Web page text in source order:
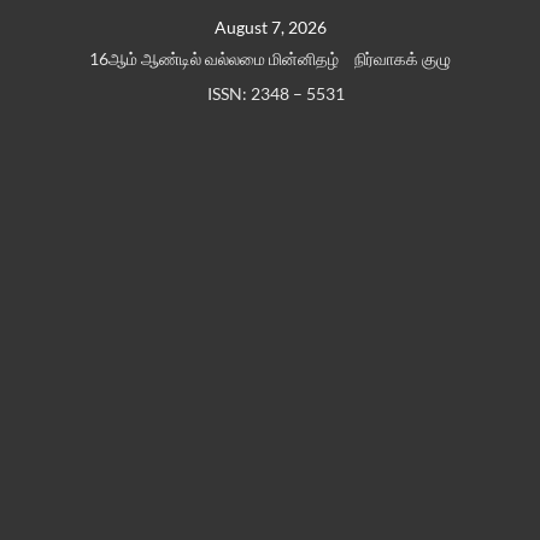
August 7, 2026
16ஆம் ஆண்டில் வல்லமை மின்னிதழ்
நிர்வாகக் குழு
ISSN: 2348 – 5531